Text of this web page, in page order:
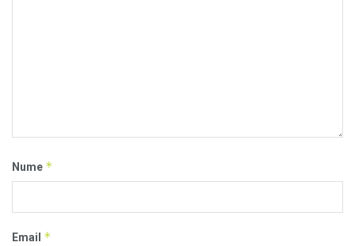
Nume *
Email *